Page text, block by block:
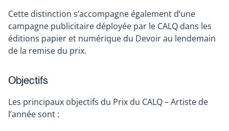
Cette distinction s’accompagne également d’une
campagne publicitaire déployée par le CALQ dans les
éditions papier et numérique du Devoir au lendemain
de la remise du prix.
Objectifs
Les principaux objectifs du Prix du CALQ – Artiste de
l’année sont :